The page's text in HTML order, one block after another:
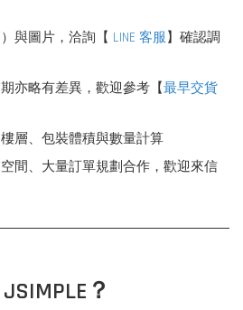
與圖片，洽詢【 LINE 客服】確認調
亦略有差異，歡迎參考【最早交貨
層、包裝體積與數量計算
間、大量訂單規劃合作，歡迎來信
？